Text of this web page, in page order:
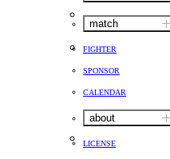
match
FIGHTER
SPONSOR
CALENDAR
about
LICENSE